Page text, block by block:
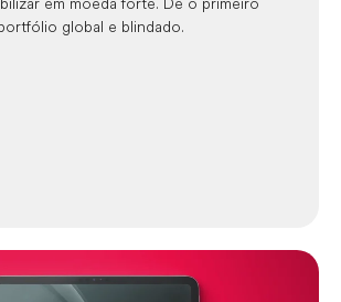
global e blindado.